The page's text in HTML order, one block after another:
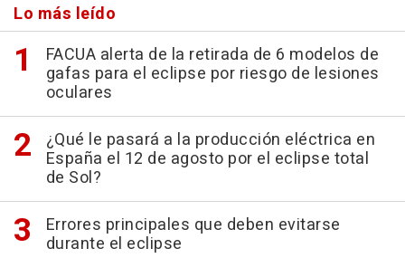
Lo más leído
FACUA alerta de la retirada de 6 modelos de
gafas para el eclipse por riesgo de lesiones
oculares
¿Qué le pasará a la producción eléctrica en
España el 12 de agosto por el eclipse total
de Sol?
Errores principales que deben evitarse
durante el eclipse